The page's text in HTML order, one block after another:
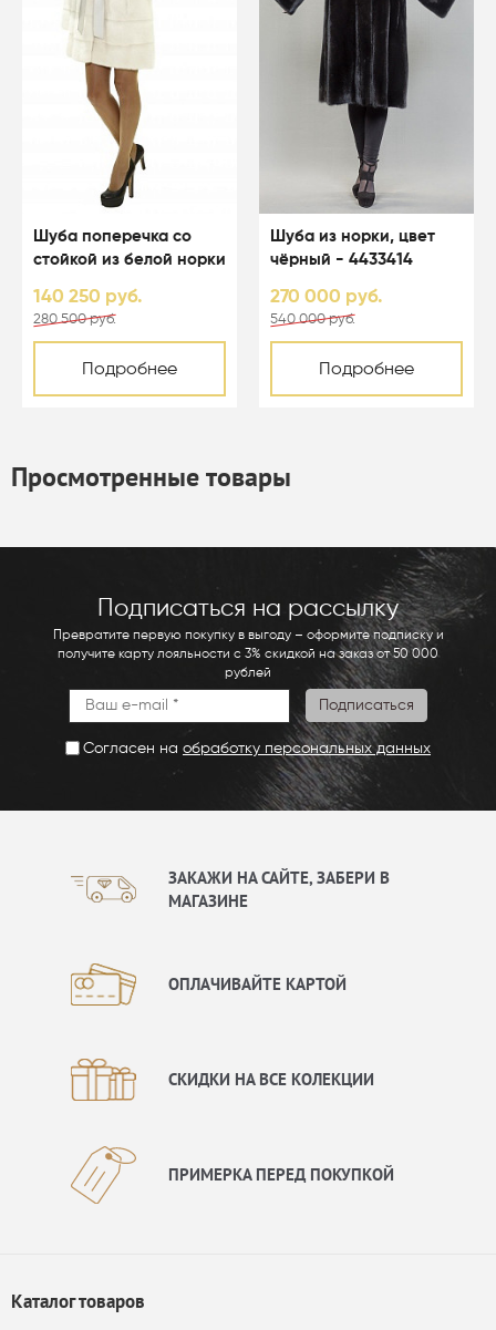
Шуба поперечка со
стойкой из белой норки
140 250 руб.
280 500 руб.
Подробнее
Шуба из норки, цвет
чёрный - 4433414
270 000 руб.
540 000 руб.
Подробнее
Просмотренные товары
Подписаться на рассылку
Превратите первую покупку в выгоду – оформите подписку и
получите карту лояльности с 3% скидкой на заказ от 50 000
рублей
Согласен на обработку персональных данных
ЗАКАЖИ НА САЙТЕ, ЗАБЕРИ В
МАГАЗИНЕ
ОПЛАЧИВАЙТЕ КАРТОЙ
СКИДКИ НА ВСЕ КОЛЕКЦИИ
ПРИМЕРКА ПЕРЕД ПОКУПКОЙ
Каталог товаров